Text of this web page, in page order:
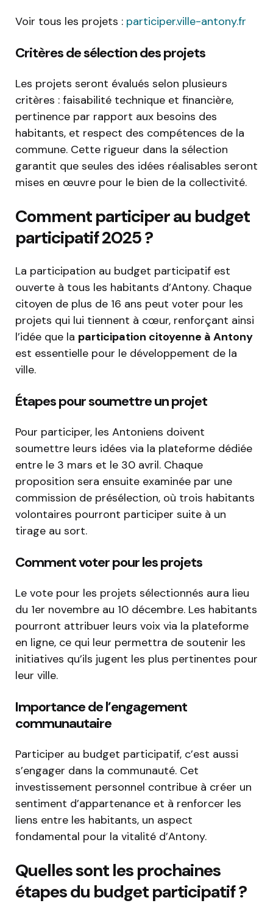
Voir tous les projets : participer.ville-antony.fr
Critères de sélection des projets
Les projets seront évalués selon plusieurs
critères : faisabilité technique et financière,
pertinence par rapport aux besoins des
habitants, et respect des compétences de la
commune. Cette rigueur dans la sélection
garantit que seules des idées réalisables seront
mises en œuvre pour le bien de la collectivité.
Comment participer au budget
participatif 2025 ?
La participation au budget participatif est
ouverte à tous les habitants d’Antony. Chaque
citoyen de plus de 16 ans peut voter pour les
projets qui lui tiennent à cœur, renforçant ainsi
l’idée que la participation citoyenne à Antony
est essentielle pour le développement de la
ville.
Étapes pour soumettre un projet
Pour participer, les Antoniens doivent
soumettre leurs idées via la plateforme dédiée
entre le 3 mars et le 30 avril. Chaque
proposition sera ensuite examinée par une
commission de présélection, où trois habitants
volontaires pourront participer suite à un
tirage au sort.
Comment voter pour les projets
Le vote pour les projets sélectionnés aura lieu
du 1er novembre au 10 décembre. Les habitants
pourront attribuer leurs voix via la plateforme
en ligne, ce qui leur permettra de soutenir les
initiatives qu’ils jugent les plus pertinentes pour
leur ville.
Importance de l’engagement
communautaire
Participer au budget participatif, c’est aussi
s’engager dans la communauté. Cet
investissement personnel contribue à créer un
sentiment d’appartenance et à renforcer les
liens entre les habitants, un aspect
fondamental pour la vitalité d’Antony.
Quelles sont les prochaines
étapes du budget participatif ?